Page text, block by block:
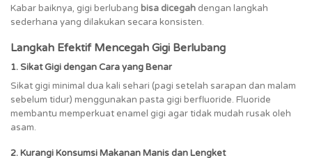
Kabar baiknya, gigi berlubang bisa dicegah dengan langkah
sederhana yang dilakukan secara konsisten.
Langkah Efektif Mencegah Gigi Berlubang
1. Sikat Gigi dengan Cara yang Benar
Sikat gigi minimal dua kali sehari (pagi setelah sarapan dan malam
sebelum tidur) menggunakan pasta gigi berfluoride. Fluoride
membantu memperkuat enamel gigi agar tidak mudah rusak oleh
asam.
2. Kurangi Konsumsi Makanan Manis dan Lengket